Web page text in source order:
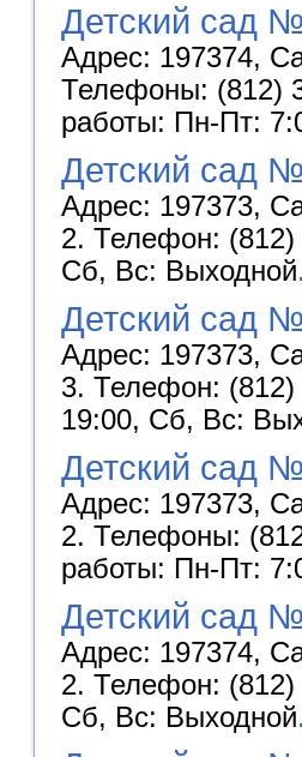
Детский сад
Адрес: 197374,
Телефоны: (812)
работы: Пн-Пт:
Детский сад
Адрес: 197373,
2. Телефон:
Сб, Вс: Выходной
Детский сад
Адрес: 197373,
3. Телефон:
19:00, Сб, Вс:
Детский сад
Адрес: 197373,
2. Телефоны:
работы: Пн-Пт:
Детский сад
Адрес: 197374,
2. Телефон:
Сб, Вс: Выходной